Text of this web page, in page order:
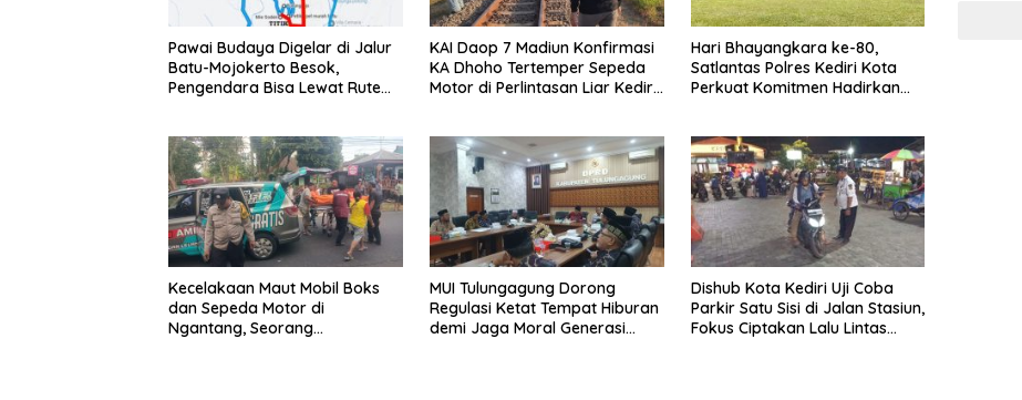
Pawai Budaya Digelar di Jalur
Batu-Mojokerto Besok,
Pengendara Bisa Lewat Rute
KAI Daop 7 Madiun Konfirmasi
KA Dhoho Tertemper Sepeda
Motor di Perlintasan Liar Kediri,
Hari Bhayangkara ke-80,
Satlantas Polres Kediri Kota
Perkuat Komitmen Hadirkan
Kecelakaan Maut Mobil Boks
dan Sepeda Motor di
Ngantang, Seorang
MUI Tulungagung Dorong
Regulasi Ketat Tempat Hiburan
demi Jaga Moral Generasi
Dishub Kota Kediri Uji Coba
Parkir Satu Sisi di Jalan Stasiun,
Fokus Ciptakan Lalu Lintas